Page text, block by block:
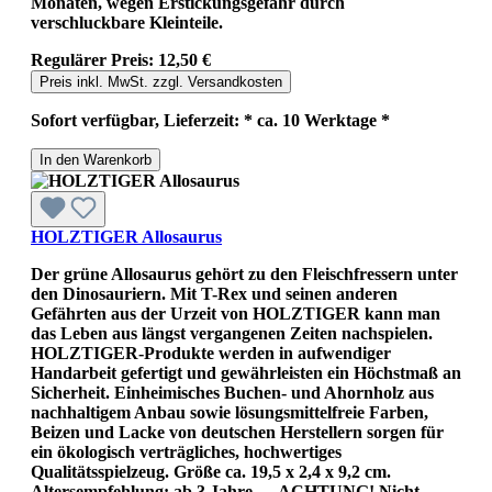
verschluckbare Kleinteile.
Regulärer Preis: 12,50 €
Preis inkl. MwSt. zzgl. Versandkosten
Sofort verfügbar, Lieferzeit: * ca. 10 Werktage *
In den Warenkorb
HOLZTIGER Allosaurus
Der grüne Allosaurus gehört zu den Fleischfressern unter
den Dinosauriern. Mit T-Rex und seinen anderen
Gefährten aus der Urzeit von HOLZTIGER kann man
das Leben aus längst vergangenen Zeiten nachspielen.
HOLZTIGER-Produkte werden in aufwendiger
Handarbeit gefertigt und gewährleisten ein Höchstmaß an
Sicherheit. Einheimisches Buchen- und Ahornholz aus
nachhaltigem Anbau sowie lösungsmittelfreie Farben,
Beizen und Lacke von deutschen Herstellern sorgen für
ein ökologisch verträgliches, hochwertiges
Qualitätsspielzeug. Größe ca. 19,5 x 2,4 x 9,2 cm.